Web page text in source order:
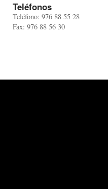
Teléfonos
Teléfono: 976 88 55 28
Fax: 976 88 56 30